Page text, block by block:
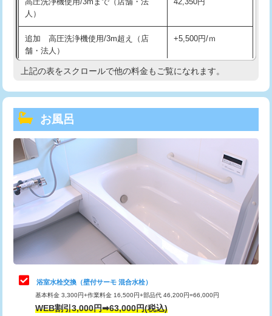
人）
追加 高圧洗浄機使用/3m超え（店
舗・法人）
+5,500円/ｍ
高度高圧洗浄換 現地調査
トーラー機使用/3mまで
追加トーラー機使用/3m超え
カメラ調査 33,000円
桝清掃 8,800円
止水・漏水調査・防水処理・清掃・修
理・調整・分解・加工など（軽作業）
止水・漏水調査・防水処理・清掃・修
理・調整・分解・加工など（中作業）
22,000円
止水・漏水調査・防水処理・清掃・修
理・調整・分解・加工など（重作業）
33,000円
上記の表をスクロールで他の料金もご覧になれます。
お風呂
浴室水栓交換（壁付サーモ 混合水栓）
基本料金 3,300円+作業料金 16,500円+部品代 46,200円=66,000円
WEB割引3,000円➡63,000円(税込)